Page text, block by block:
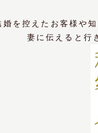
婚を控えたお客様や
妻に伝えると行